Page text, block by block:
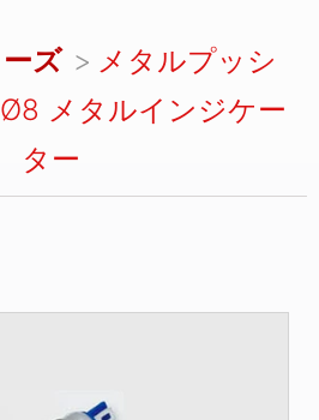
ズ
メタルプッシ
Ø8 メタルインジケー
ター